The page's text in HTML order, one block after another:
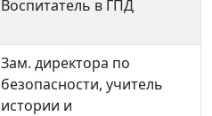
Воспитатель в ГПД
Зам. директора по
безопасности, учитель
истории и